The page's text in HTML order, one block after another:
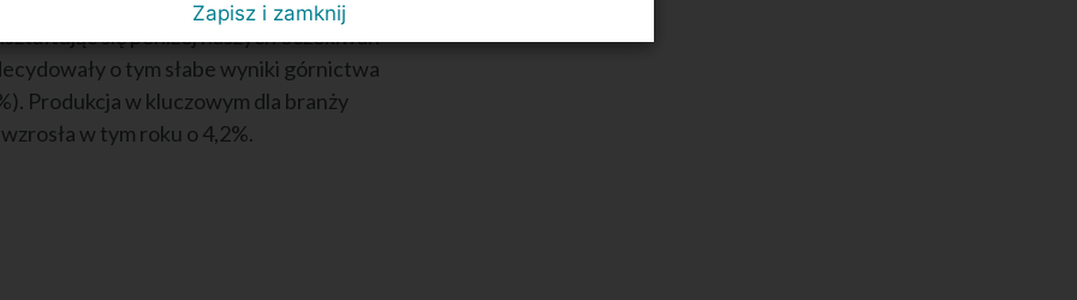
się poniżej naszych oczekiwań
o tym słabe wyniki górnictwa
Produkcja w kluczowym dla branży
w tym roku o 4,2%.
Zapisz i zamknij